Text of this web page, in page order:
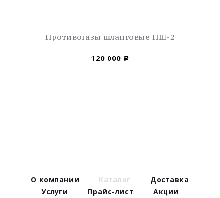
Противогазы шланговые ПШ-2
120 000 Р
О компании Каталог
Доставка
Услуги
Прайс-лист
Акции